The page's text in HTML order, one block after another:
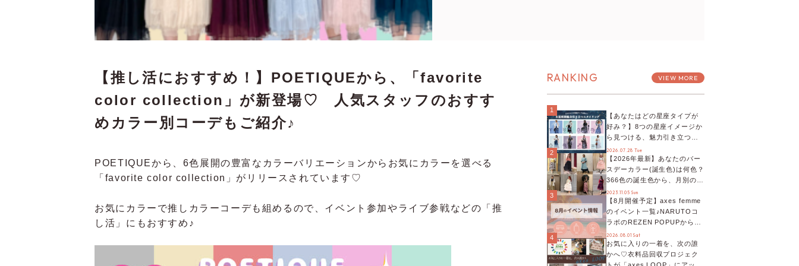
【推し活におすすめ！】POETIQUEから、「favorite
color collection」が新登場♡ 人気スタッフのおすす
めカラー別コーデもご紹介♪
POETIQUEから、6色展開の豊富なカラーバリエーションからお気にカラーを選べる
「favorite color collection」がリリースされています♡
お気にカラーで推しカラーコーデも組めるので、イベント参加やライブ参戦などの「推
し活」にもおすすめ♪
RANKING VIEW MORE
1
【あなたはどの星座タイプが
好み？】8つの星座イメージか
ら見つける、魅力引き立つス
タイリング♡
2026.07.28 Tue
2
【2026年最新】あなたのバー
スデーカラー(誕生色)は何色？
366色の誕生色から、月別の誕
生色、バースデーカラーコー
デまでご紹介♡
2023.11.05 Sun
3
【8月開催予定】axes femme
のイベント一覧♪NARUTOコ
ラボのREZEN POPUPから、
プチYour Stage.、ティーパー
ティまで！8月の特別なイベン
トをチェック◎
2026.08.01 Sat
4
お気に入りの一着を、次の誰
かへ♡衣料品回収プロジェク